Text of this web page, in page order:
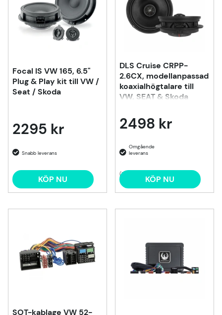
Focal IS VW 165, 6.5"
Plug & Play kit till VW /
Seat / Skoda
2295 kr
KÖP NU
DLS Cruise CRPP-
2.6CX, modellanpassad
koaxialhögtalare till
VW, SEAT & Skoda
2498 kr
(1) KÖP NU
SOT-kablage VW 52-